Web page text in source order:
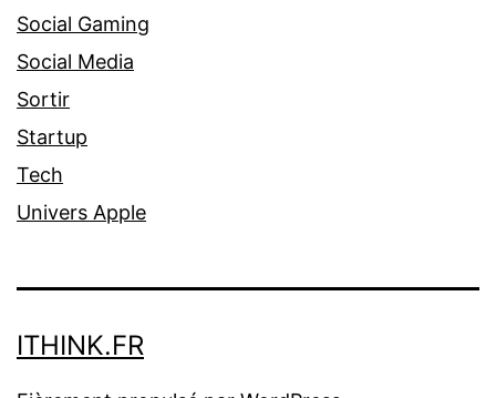
Social Gaming
Social Media
Sortir
Startup
Tech
Univers Apple
ITHINK.FR